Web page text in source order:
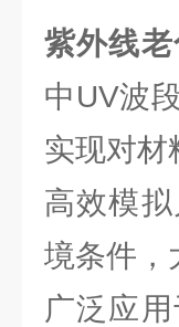
紫外线
中UV波
实现对材
高效模
境条件，
广泛应